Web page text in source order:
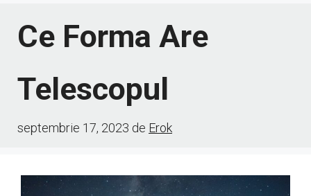
Ce Forma Are
Telescopul
septembrie 17, 2023 de Erok